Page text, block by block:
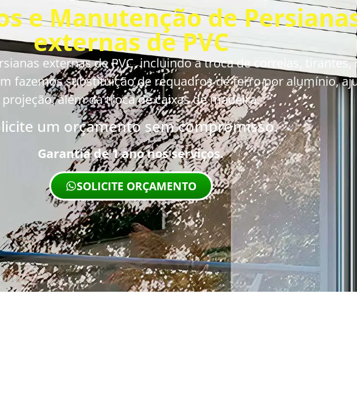
e Manutenção de
externas de PVC
externas de PVC, incluindo a troca de correias,
fazemos substituição de requadros de ferro por alumínio,
projeção, além da troca de caixas de madeira.
um orçamento sem compromisso.
Garantia de 1 ano nos serviços.
SOLICITE ORÇAMENTO